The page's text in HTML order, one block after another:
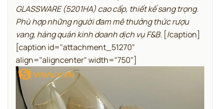
GLASSWARE (5201HA) cao cấp, thiết kế sang trọng.
Phù hợp những người đam mê thưởng thức rượu
vang, hàng quán kinh doanh dịch vụ F&B. [/caption]
[caption id="attachment_51270"
align="aligncenter" width="750"]